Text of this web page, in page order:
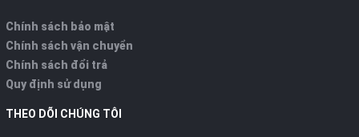
Chính sách bảo mật
Chính sách vận chuyển
Chính sách đổi trả
Quy định sử dụng
THEO DÕI CHÚNG TÔI